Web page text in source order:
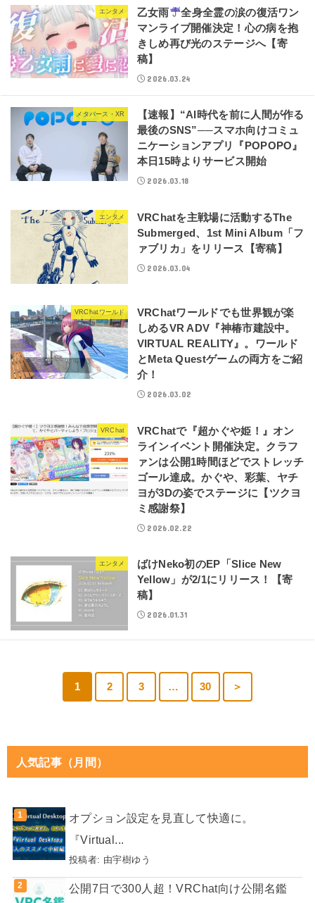
エンタメ 乙女雨
全身全霊の涙の復活ワン
マンライブ開催決定！心の病を抱
きしめ再び光のステージへ【寄
稿】
2026.03.24
メタバース・XR
【速報】“AI時代を前に人間が作る
最後のSNS”──スマホ向けコミュ
ニケーションアプリ『POPOPO』
本日15時よりサービス開始
2026.03.18
エンタメ
VRChatを主戦場に活動するThe
Submerged、1st Mini Album「フ
ァブリカ」をリリース【寄稿】
2026.03.04
VRChatワールド
VRChatワールドでも世界観が楽
しめるVR ADV『神椿市建設中。
VIRTUAL REALITY』。ワールド
とMeta Questゲームの両方をご紹
介！
2026.03.02
VRChat
VRChatで『超かぐや姫！』オン
ラインイベント開催決定。クラフ
ァンは公開1時間ほどでストレッチ
ゴール達成。かぐや、彩葉、ヤチ
ヨが3Dの姿でステージに【ツクヨ
ミ感謝祭】
2026.02.22
エンタメ
ばけNeko初のEP「Slice New
Yellow」が2/1にリリース！【寄
稿】
2026.01.31
1 2 3 … 30 ＞
人気記事（月間）
オプション設定を見直して快適に。
『Virtual...
投稿者: 由宇樹ゆう
公開7日で300人超！VRChat向け公開名鑑